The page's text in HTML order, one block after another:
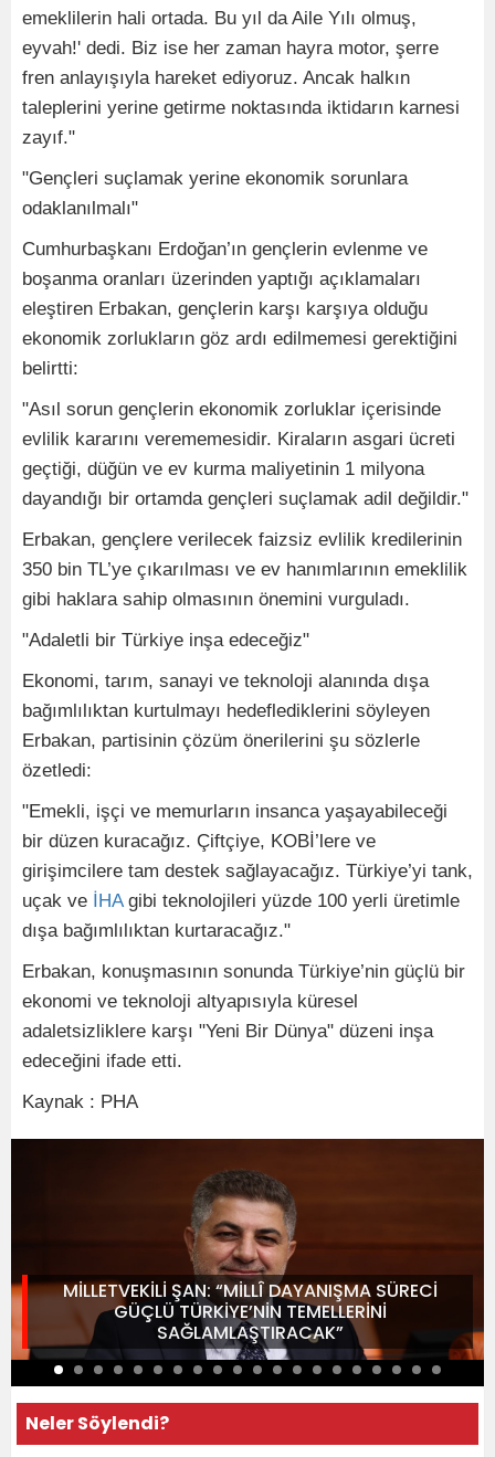
emeklilerin hali ortada. Bu yıl da Aile Yılı olmuş,
eyvah!' dedi. Biz ise her zaman hayra motor, şerre
fren anlayışıyla hareket ediyoruz. Ancak halkın
taleplerini yerine getirme noktasında iktidarın karnesi
zayıf."
"Gençleri suçlamak yerine ekonomik sorunlara
odaklanılmalı"
Cumhurbaşkanı Erdoğan’ın gençlerin evlenme ve
boşanma oranları üzerinden yaptığı açıklamaları
eleştiren Erbakan, gençlerin karşı karşıya olduğu
ekonomik zorlukların göz ardı edilmemesi gerektiğini
belirtti:
"Asıl sorun gençlerin ekonomik zorluklar içerisinde
evlilik kararını verememesidir. Kiraların asgari ücreti
geçtiği, düğün ve ev kurma maliyetinin 1 milyona
dayandığı bir ortamda gençleri suçlamak adil değildir."
Erbakan, gençlere verilecek faizsiz evlilik kredilerinin
350 bin TL’ye çıkarılması ve ev hanımlarının emeklilik
gibi haklara sahip olmasının önemini vurguladı.
"Adaletli bir Türkiye inşa edeceğiz"
Ekonomi, tarım, sanayi ve teknoloji alanında dışa
bağımlılıktan kurtulmayı hedeflediklerini söyleyen
Erbakan, partisinin çözüm önerilerini şu sözlerle
özetledi:
"Emekli, işçi ve memurların insanca yaşayabileceği
bir düzen kuracağız. Çiftçiye, KOBİ’lere ve
girişimcilere tam destek sağlayacağız. Türkiye’yi tank,
uçak ve İHAgibi teknolojileri yüzde 100 yerli üretimle
dışa bağımlılıktan kurtaracağız."
Erbakan, konuşmasının sonunda Türkiye’nin güçlü bir
ekonomi ve teknoloji altyapısıyla küresel
adaletsizliklere karşı "Yeni Bir Dünya" düzeni inşa
edeceğini ifade etti.
Kaynak : PHA
MİLLETVEKİLİ ŞAN: “MİLLÎ DAYANIŞMA SÜRECİ
GÜÇLÜ TÜRKİYE’NİN TEMELLERİNİ
SAĞLAMLAŞTIRACAK”
Neler Söylendi?